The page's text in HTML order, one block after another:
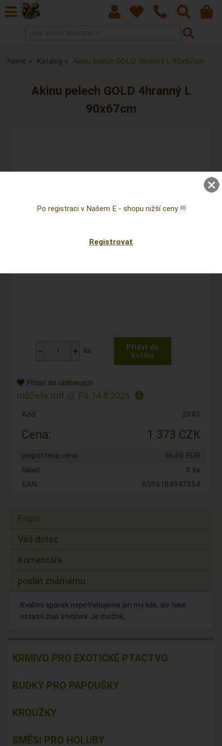
home Katalog Akinu pelech GOLD 4hranný L 90x67cm
Akinu pelech GOLD 4hranný L
90x67cm
ks
Přidat do oblíbených
můžete mít již Pá 14.8.2026
Kód: 2043
Cena: 1 373 CZK
prepoctena cena:
56,60 EUR
Sklad:
0 ks
EAN:
8595184947354
Popis
Váš dotaz
Komentáře
poslat známému
Kvalitní spánek nepotřebujeme jen my lidé, ale také
ostatní živá stvoření. Je možné,
KRMIVO PRO EXOTICKÉ PTACTVO
BUDKY PRO PAPOUŠKY
KROUŽKY
SMĚSI PRO HOLUBY
Po registraci v Našem E - shopu nižší ceny !!!
Registrovat